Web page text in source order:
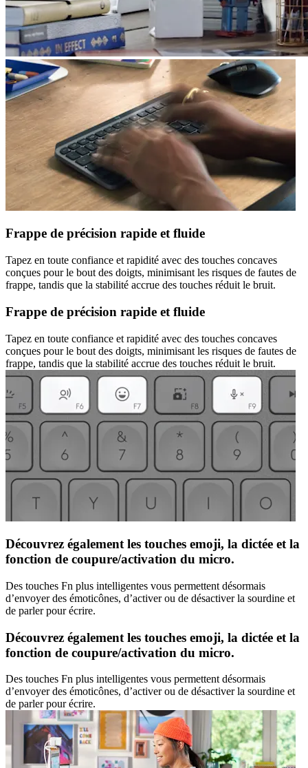
Frappe de précision rapide et fluide
Tapez en toute confiance et rapidité avec des touches concaves
conçues pour le bout des doigts, minimisant les risques de fautes de
frappe, tandis que la stabilité accrue des touches réduit le bruit.
Frappe de précision rapide et fluide
Tapez en toute confiance et rapidité avec des touches concaves
conçues pour le bout des doigts, minimisant les risques de fautes de
frappe, tandis que la stabilité accrue des touches réduit le bruit.
Découvrez également les touches emoji, la dictée et la
fonction de coupure/activation du micro.
Des touches Fn plus intelligentes vous permettent désormais
d’envoyer des émoticônes, d’activer ou de désactiver la sourdine et
de parler pour écrire.
Découvrez également les touches emoji, la dictée et la
fonction de coupure/activation du micro.
Des touches Fn plus intelligentes vous permettent désormais
d’envoyer des émoticônes, d’activer ou de désactiver la sourdine et
de parler pour écrire.